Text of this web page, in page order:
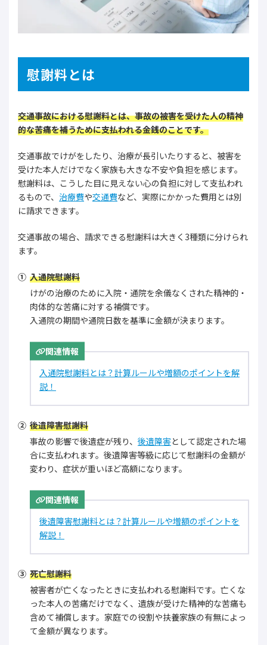
慰謝料とは
交通事故における慰謝料とは、事故の被害を受けた人の精神
的な苦痛を補うために支払われる金銭のことです。
交通事故でけがをしたり、治療が長引いたりすると、被害を
受けた本人だけでなく家族も大きな不安や負担を感じます。
慰謝料は、こうした目に見えない心の負担に対して支払われ
るもので、 治療費や交通費など、実際にかかった費用とは別
に請求できます。
交通事故の場合、請求できる慰謝料は大きく3種類に分けられ
ます。
入通院慰謝料
けがの治療のために入院・通院を余儀なくされた精神的・
肉体的な苦痛に対する補償です。
入通院の期間や通院日数を基準に金額が決まります。
関連情報
入通院慰謝料とは？計算ルールや増額のポイントを解
説！
後遺障害慰謝料
事故の影響で後遺症が残り、 後遺障害として認定された場
合に支払われます。後遺障害等級に応じて慰謝料の金額が
変わり、症状が重いほど高額になります。
関連情報
後遺障害慰謝料とは？計算ルールや増額のポイントを
解説！
死亡慰謝料
被害者が亡くなったときに支払われる慰謝料です。亡くな
った本人の苦痛だけでなく、遺族が受けた精神的な苦痛も
含めて補償します。家庭での役割や扶養家族の有無によっ
て金額が異なります。